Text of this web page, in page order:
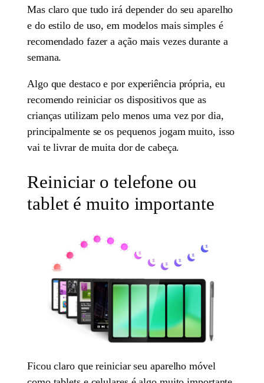
Mas claro que tudo irá depender do seu aparelho
e do estilo de uso, em modelos mais simples é
recomendado fazer a ação mais vezes durante a
semana.
Algo que destaco e por experiência própria, eu
recomendo reiniciar os dispositivos que as
crianças utilizam pelo menos uma vez por dia,
principalmente se os pequenos jogam muito, isso
vai te livrar de muita dor de cabeça.
Reiniciar o telefone ou
tablet é muito importante
Ficou claro que reiniciar seu aparelho móvel